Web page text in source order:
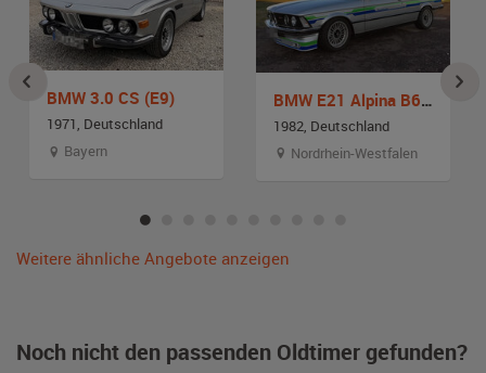
BMW 3.0 CS (E9)
1971, Deutschland
Bayern
BMW E21 Alpina B6 2,8
1982, Deutschland
Nordrhein-Westfalen
Weitere ähnliche Angebote anzeigen
Noch nicht den passenden Oldtimer gefunden?